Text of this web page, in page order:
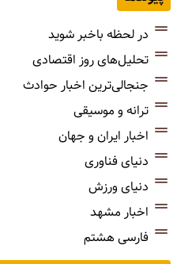
در لحظه باخبر شوید
تحلیل‌های روز اقتصادی
جنجالی‌ترین اخبار حوادث
ترانه و موسیقی
اخبار ایران و جهان
دنیای فناوری
دنیای ورزش
اخبار مشهد
فارسی هشتم